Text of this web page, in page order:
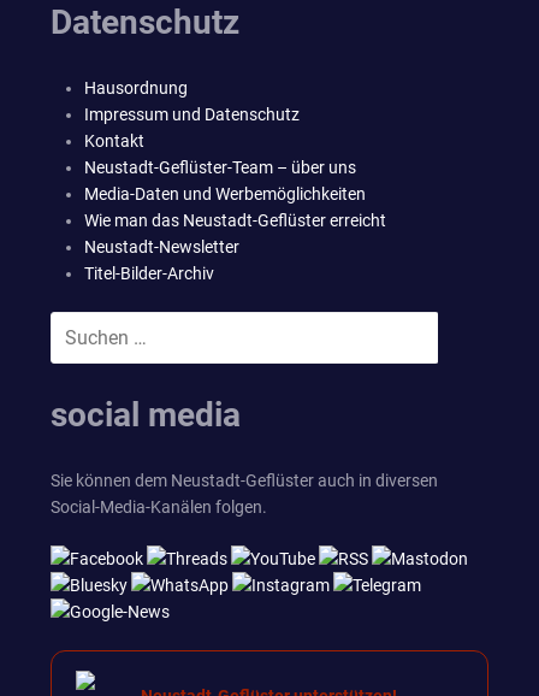
Datenschutz
Hausordnung
Impressum und Datenschutz
Kontakt
Neustadt-Geflüster-Team – über uns
Media-Daten und Werbemöglichkeiten
Wie man das Neustadt-Geflüster erreicht
Neustadt-Newsletter
Titel-Bilder-Archiv
social media
Sie können dem Neustadt-Geflüster auch in diversen
Social-Media-Kanälen folgen.